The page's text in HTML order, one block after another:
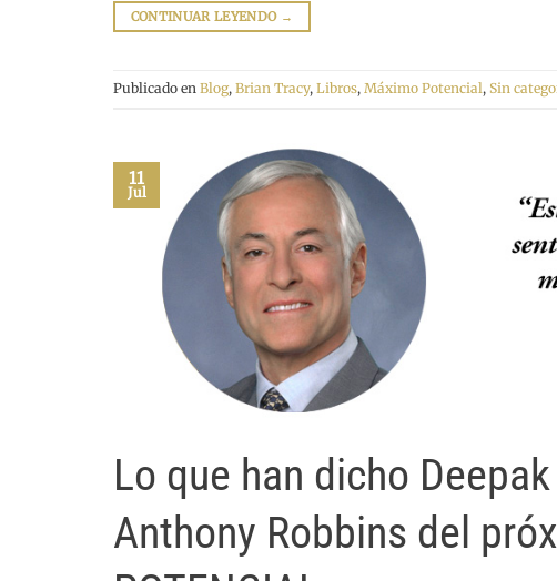
CONTINUAR LEYENDO →
Publicado en Blog, Brian Tracy, Libros, Máximo Potencial, Sin
11
Jul
Lo que han dicho
Anthony Robbins del